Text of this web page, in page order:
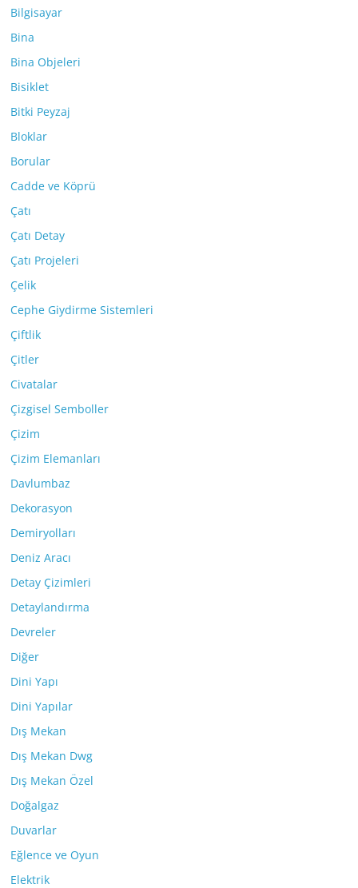
Bilgisayar
Bina
Bina Objeleri
Bisiklet
Bitki Peyzaj
Bloklar
Borular
Cadde ve Köprü
Çatı
Çatı Detay
Çatı Projeleri
Çelik
Cephe Giydirme Sistemleri
Çiftlik
Çitler
Civatalar
Çizgisel Semboller
Çizim
Çizim Elemanları
Davlumbaz
Dekorasyon
Demiryolları
Deniz Aracı
Detay Çizimleri
Detaylandırma
Devreler
Diğer
Dini Yapı
Dini Yapılar
Dış Mekan
Dış Mekan Dwg
Dış Mekan Özel
Doğalgaz
Duvarlar
Eğlence ve Oyun
Elektrik